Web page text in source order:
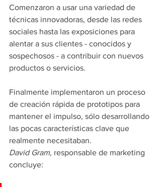
Comenzaron a usar una variedad de
técnicas innovadoras, desde las redes
sociales hasta las exposiciones para
alentar a sus clientes - conocidos y
sospechosos - a contribuir con nuevos
productos o servicios.
Finalmente implementaron un proceso
de creación rápida de prototipos para
mantener el impulso, sólo desarrollando
las pocas características clave que
realmente necesitaban.
David Gram, responsable de marketing
concluye: